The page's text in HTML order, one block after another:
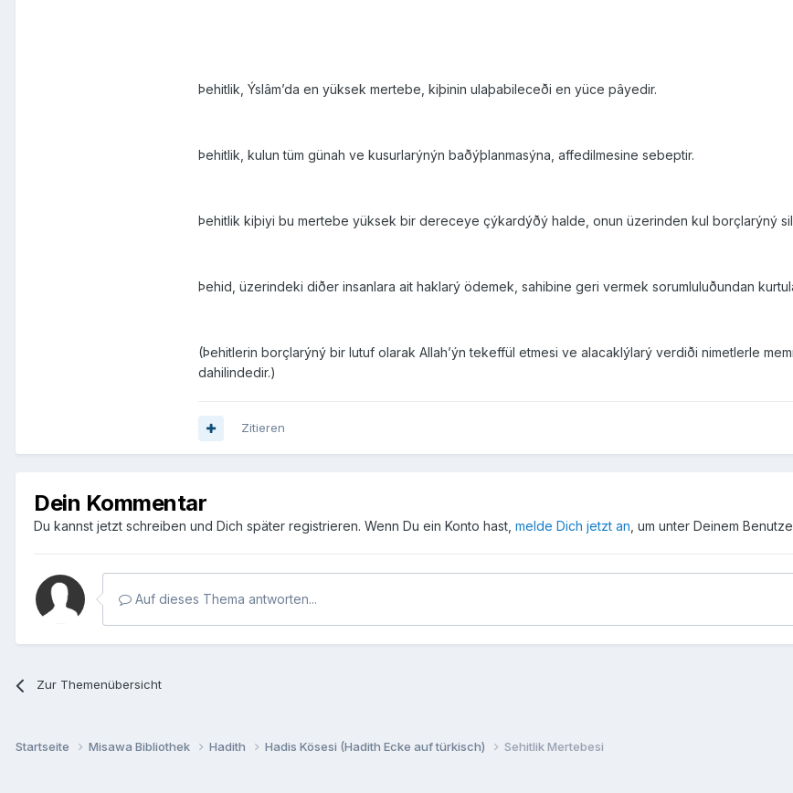
Þehitlik, Ýslâm’da en yüksek mertebe, kiþinin ulaþabileceði en yüce pâyedir.
Þehitlik, kulun tüm günah ve kusurlarýnýn baðýþlanmasýna, affedilmesine sebeptir.
Þehitlik kiþiyi bu mertebe yüksek bir dereceye çýkardýðý halde, onun üzerinden kul borçlarýný
Þehid, üzerindeki diðer insanlara ait haklarý ödemek, sahibine geri vermek sorumluluðundan
(Þehitlerin borçlarýný bir lutuf olarak Allah’ýn tekeffül etmesi ve alacaklýlarý verdiði nimetlerle
dahilindedir.)
Zitieren
Dein Kommentar
Du kannst jetzt schreiben und Dich später registrieren. Wenn Du ein Konto hast, melde Dich jetzt an , um unter Deinem
Auf dieses Thema antworten...
Zur Themenübersicht
Startseite Misawa Bibliothek Hadith Hadis Kösesi (Hadith Ecke auf türkisch) Sehitlik Mertebesi